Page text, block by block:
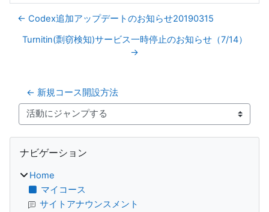
← Codex追加アップデートのお知らせ20190315
Turnitin(剽窃検知)サービス一時停止のお知らせ（7/14）
→
← 新規コース開設方法
活動にジャンプする
ブロック
ナビゲーション
Home
マイコース
サイトアナウンスメント